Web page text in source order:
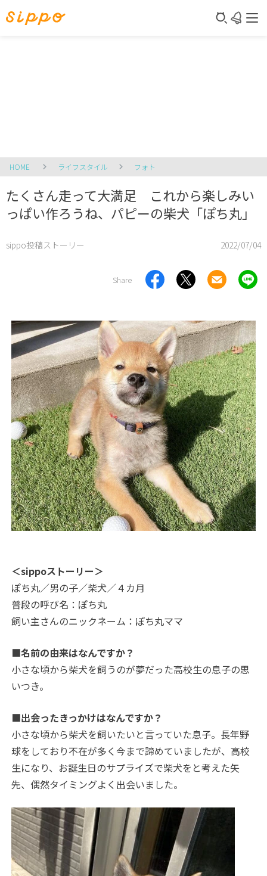
HOME ライフスタイル フォト
たくさん走って大満足 これから楽しみい
っぱい作ろうね、パピーの柴犬「ぽち丸」
sippo投稿ストーリー 2022/07/04
Share
＜sippoストーリー＞
ぽち丸／男の子／柴犬／４カ月
普段の呼び名：ぽち丸
飼い主さんのニックネーム：ぽち丸ママ
■名前の由来はなんですか？
小さな頃から柴犬を飼うのが夢だった高校生の息子の思
いつき。
■出会ったきっかけはなんですか？
小さな頃から柴犬を飼いたいと言っていた息子。長年野
球をしており不在が多く今まで諦めていましたが、高校
生になり、お誕生日のサプライズで柴犬をと考えた矢
先、偶然タイミングよく出会いました。